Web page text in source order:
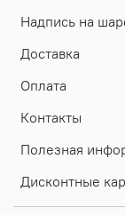
Надпись на
Доставка
Оплата
Контакты
Полезная
Дисконтные